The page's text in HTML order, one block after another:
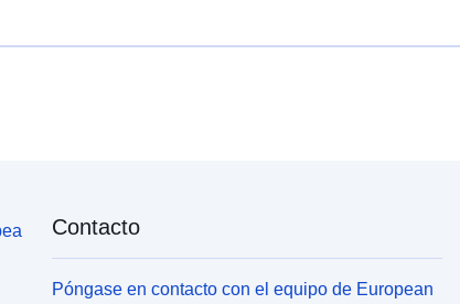
Contacto
Póngase en contacto con el equipo de European